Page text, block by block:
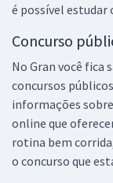
é possível estudar
Concurso
No Gran você fica
concursos
informações
online que
rotina bem
o concurso que